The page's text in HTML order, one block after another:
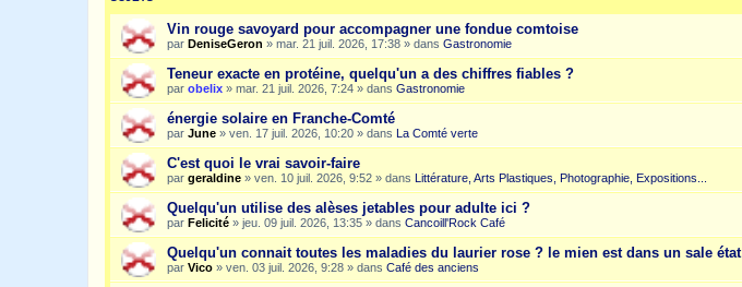
Vin rouge savoyard pour accompagner une fondue comtoise
par DeniseGeron » mar. 21 juil. 2026, 17:38 » dans Gastronomie
Teneur exacte en protéine, quelqu'un a des chiffres fiables ?
par obelix » mar. 21 juil. 2026, 7:24 » dans Gastronomie
énergie solaire en Franche-Comté
par June » ven. 17 juil. 2026, 10:20 » dans La Comté verte
C'est quoi le vrai savoir-faire
par geraldine » ven. 10 juil. 2026, 9:52 » dans Littérature, Arts Plastiques, Photographie, Expositions...
Quelqu'un utilise des alèses jetables pour adulte ici ?
par Felicité » jeu. 09 juil. 2026, 13:35 » dans Cancoill'Rock Café
Quelqu'un connait toutes les maladies du laurier rose ? le mien est dans un sale état
par Vico » ven. 03 juil. 2026, 9:28 » dans Café des anciens